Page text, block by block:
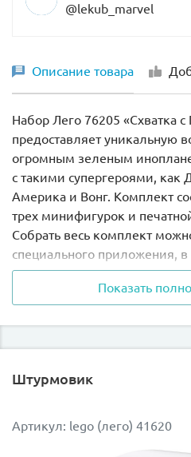
@lekub_marvel
Описание товара
Набор Лего 76205 «Схватка с
предоставляет уникальную
огромным зеленым
с такими супергероями, как
Америка и Вонг. Комплект
трех минифигурок и
Собрать весь комплект
специального приложения,
увеличивать и
элементы. В собранном виде
одним из героев комиксов
12 основных щупальцев, 4 из
Показать
Штурмовик
Артикул: lego (лего) 41620